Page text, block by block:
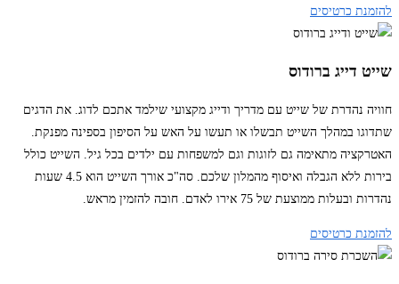
להזמנת כרטיסים
שייט דייג ברודוס
חוויה נהדרת של שייט עם מדריך ודייג מקצועי שילמד אתכם לדוג. את הדגים
שתדוגו במהלך השייט תבשלו או תעשו על האש על הסיפון בספינה מפנקת.
האטרקציה מתאימה גם לזוגות וגם למשפחות עם ילדים בכל גיל. השייט כולל
בירות ללא הגבלה ואיסוף מהמלון שלכם. סה"כ אורך השייט הוא 4.5 שעות
נהדרות ובעלות ממוצעת של 75 אירו לאדם. חובה להזמין מראש.
להזמנת כרטיסים